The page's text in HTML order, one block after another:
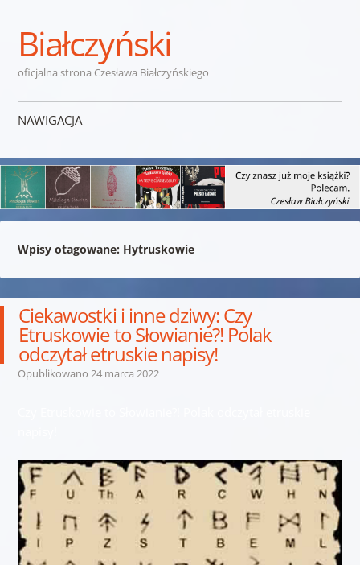
Białczyński
oficjalna strona Czesława Białczyńskiego
NAWIGACJA
Wpisy otagowane: Hytruskowie
Ciekawostki i inne dziwy: Czy
Etruskowie to Słowianie?! Polak
odczytał etruskie napisy!
Opublikowano 24 marca 2022